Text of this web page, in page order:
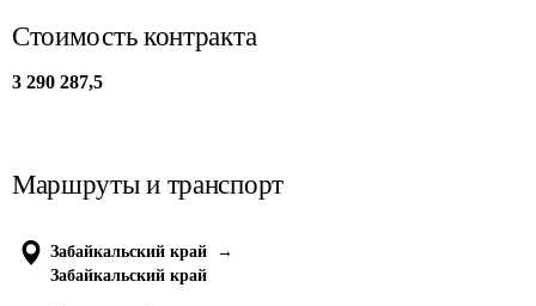
Стоимость контракта
3 290 287,5
Маршруты и транспорт
Забайкальский край
→
Забайкальский край